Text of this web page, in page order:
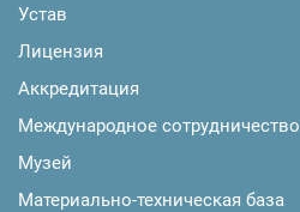
Устав
Лицензия
Аккредитация
Международное сотрудничество
Музей
Материально-техническая база